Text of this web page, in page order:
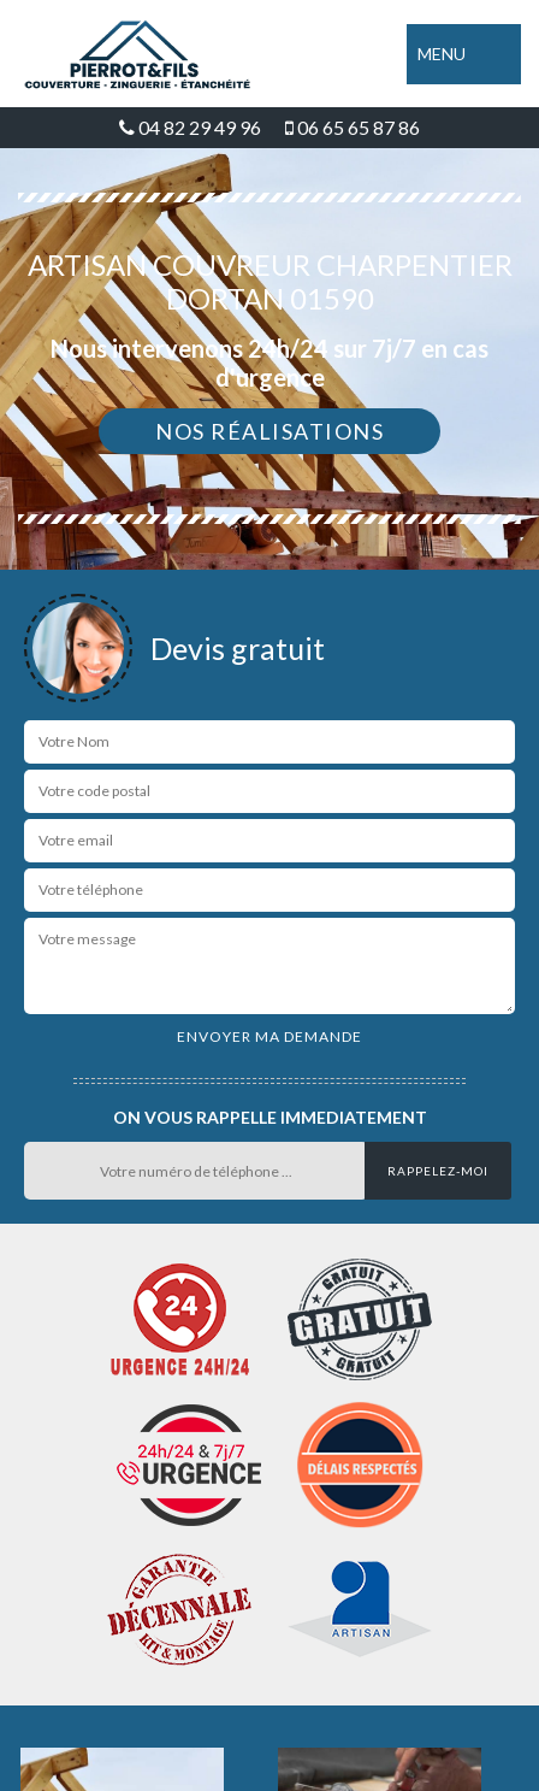
MENU
04 82 29 49 96 06 65 65 87 86
ARTISAN COUVREUR CHARPENTIER
DORTAN 01590
Nous intervenons 24h/24 sur 7j/7 en cas
d'urgence
NOS RÉALISATIONS
Devis gratuit
ON VOUS RAPPELLE IMMEDIATEMENT